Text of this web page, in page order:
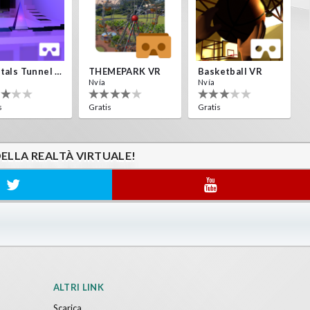
Crystals Tunnel VR THEMEPARK VR
Nvía
Gratis
Basketball VR
Nvía
Gratis
REALTÀ VIRTUALE!
ALTRI LINK